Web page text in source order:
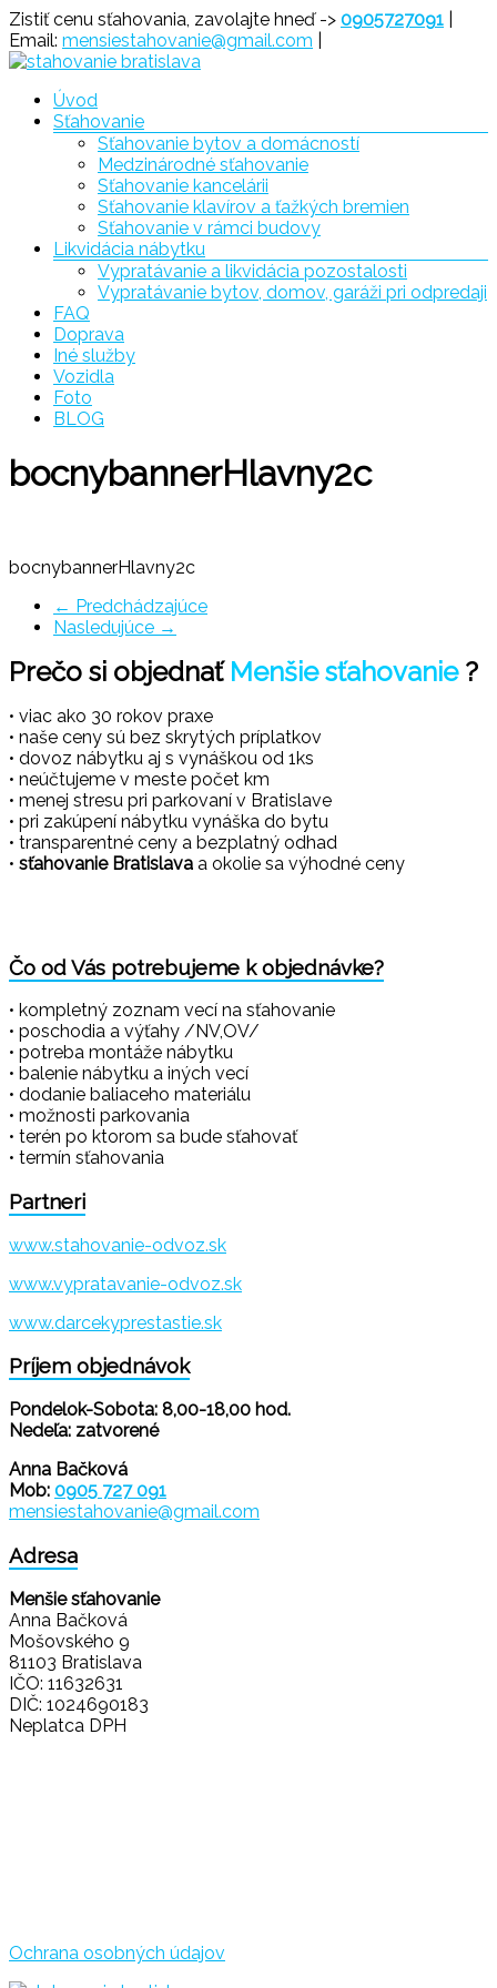
Prejsť
na
obsah
Zistiť cenu sťahovania, zavolajte hneď -> 0905727091
Email: mensiestahovanie@gmail.com
Sťahovanie
Bratislava
Menu Úvod
Sťahovanie
Sťahovanie bytov a domácností
Medzinárodné sťahovanie
Sťahovanie kancelárii
Sťahovanie klavírov a ťažkých bremien
Sťahovanie v rámci budovy
Likvidácia nábytku
Vypratávanie a likvidácia pozostalosti
Vypratávanie bytov, domov, garáži pri odpredaji
FAQ
Doprava
Iné služby
Vozidla
Foto
BLOG
bocnybannerHlavny2c
bocnybannerHlavny2c
← Predchádzajúce
Nasledujúce →
Prečo si objednať Menšie sťahovanie ?
• viac ako 30 rokov praxe
• naše ceny sú bez skrytých príplatkov
• dovoz nábytku aj s vynáškou od 1ks
• neúčtujeme v meste počet km
• menej stresu pri parkovaní v Bratislave
• pri zakúpení nábytku vynáška do bytu
• transparentné ceny a bezplatný odhad
• sťahovanie Bratislava a okolie sa výhodné ceny
Čo od Vás potrebujeme k objednávke?
• kompletný zoznam vecí na sťahovanie
• poschodia a výťahy /NV,OV/
• potreba montáže nábytku
• balenie nábytku a iných vecí
• dodanie baliaceho materiálu
• možnosti parkovania
• terén po ktorom sa bude sťahovať
• termín sťahovania
Partneri
www.stahovanie-odvoz.sk
www.vypratavanie-odvoz.sk
www.darcekyprestastie.sk
Príjem objednávok
Pondelok-Sobota: 8,00-18,00 hod.
Nedeľa: zatvorené
Anna Bačková
Mob: 0905 727 091
mensiestahovanie@gmail.com
Adresa
Menšie sťahovanie
Anna Bačková
Mošovského 9
81103 Bratislava
IČO: 11632631
DIČ: 1024690183
Neplatca DPH
Ochrana osobných údajov